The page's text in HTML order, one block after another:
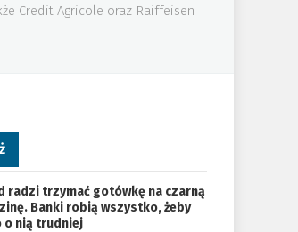
Credit Agricole oraz Raiffeisen
radzi trzymać gotówkę na czarną
Banki robią wszystko, żeby
o nią trudniej